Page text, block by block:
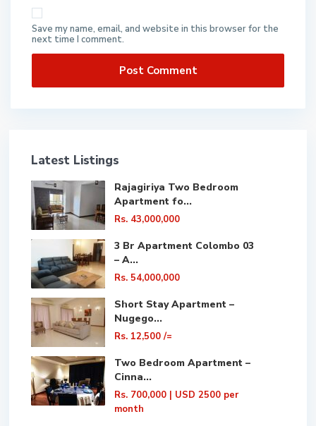
Save my name, email, and website in this browser for the
next time I comment.
Latest Listings
Rajagiriya Two Bedroom
Apartment fo...
Rs. 43,000,000
3 Br Apartment Colombo 03
– A...
Rs. 54,000,000
Short Stay Apartment –
Nugego...
Rs. 12,500/=
Two Bedroom Apartment –
Cinna...
Rs. 700,000 | USD 2500 per
month